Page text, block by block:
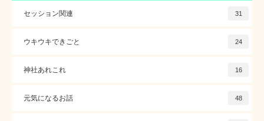
セッション関連 31
ウキウキできごと 24
神社あれこれ 16
元気になるお話 48